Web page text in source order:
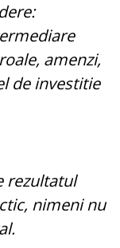
amenzi,
de investitie
rezultatul
nimeni nu